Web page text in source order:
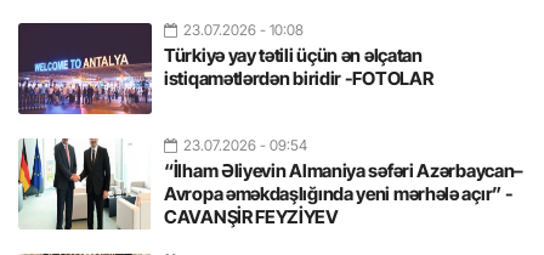
23.07.2026 - 10:08
Türkiyə yay tətili üçün ən əlçatan
istiqamətlərdən biridir -FOTOLAR
23.07.2026 - 09:54
“İlham Əliyevin Almaniya səfəri Azərbaycan–
Avropa əməkdaşlığında yeni mərhələ açır” -
CAVANŞİR FEYZİYEV